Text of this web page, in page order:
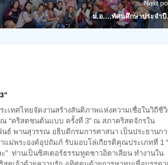
Next
ม.อ….ทัศนศึกษาประจำ
เทศไทยจัดงานสร้างสันติภาพแห่งความเชื่อในวิถีชี
“คริสตชนต้นแบบ ครั้งที่ 3” ณ สภาคริสตจักรใน
ธ์ พานสุวรรณ อธิบดีกรมการศาสนา เป็นประธานก
ม่พระองค์อุปถัมภ์ รับมอบโล่เกียรติคุณประเภทที่ 1
” ท่านเป็นซิสเตอร์ธรรมทูตชาวอิตาเลียน ทำงานใน